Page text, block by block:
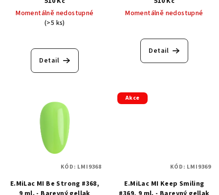
Momentálně nedostupné
(>5 ks)
Detail
Momentálně nedostupné
Detail
E.MiLac MI Be Strong #368,
KÓD: LMI9368
Akce
E.MiLac MI Keep Smiling
KÓD: LMI9369